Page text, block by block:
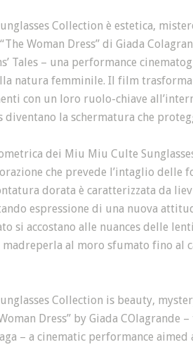
Collection è estetica,
Woman Dress” di Giada
Tales – una performance
natura femminile. Il film
con un loro ruolo-chiave
diventano la schermatura che
dei Miu Miu Culte
che prevede l’intaglio delle
dorata è caratterizzata da
espressione di una nuova
si accostano alle nuances delle
al moro sfumato fino al
Collection is beauty,
Dress” by Giada
– a cinematic performance